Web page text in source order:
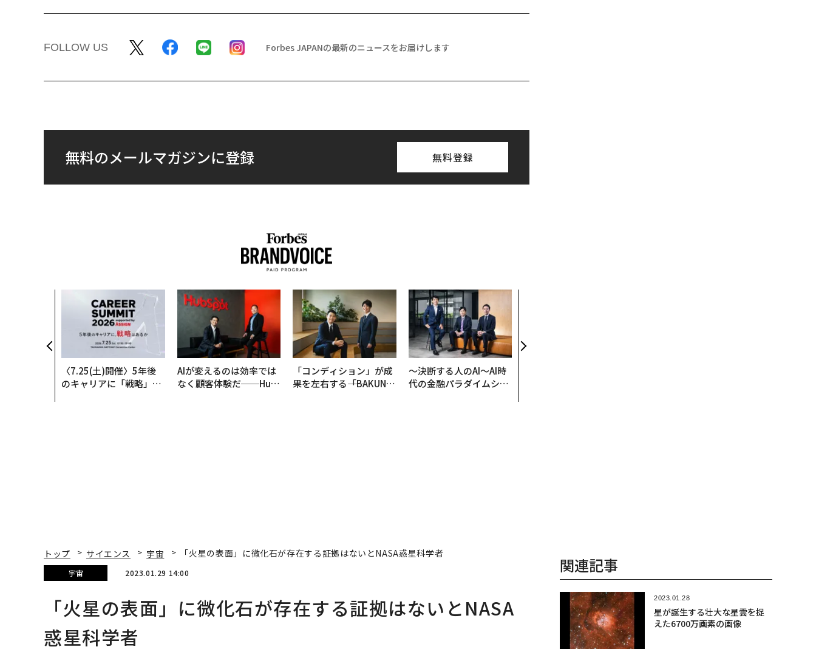
FOLLOW US Forbes JAPANの最新のニュースをお届けします
無料のメールマガジンに登録 無料登録
〈7.25(土)開催〉5年後
のキャリアに「戦略」は
AIが変えるのは効率では
なく顧客体験だ──Hub
「コンディション」が成
果を左右する――「BAKUN
〜決断する人のAI〜AI時
代の金融パラダイムシフ
トップ サイエンス 宇宙 「火星の表面」に微化石が存在する証拠はないとNASA惑星科学者
宇宙 2023.01.29 14:00
「火星の表面」に微化石が存在する証拠はないとNASA
惑星科学者
関連記事
2023.01.28
星が誕生する壮大な星雲を捉
えた6700万画素の画像